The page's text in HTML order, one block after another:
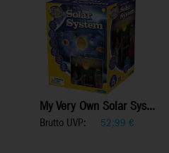
My Very Own Solar Sys...
Brutto UVP: 52,99 €